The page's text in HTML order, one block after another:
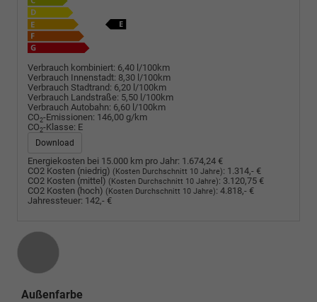
Verbrauch kombiniert: 6,40 l/100km
Verbrauch Innenstadt: 8,30 l/100km
Verbrauch Stadtrand: 6,20 l/100km
Verbrauch Landstraße: 5,50 l/100km
Verbrauch Autobahn: 6,60 l/100km
CO2-Emissionen: 146,00 g/km
CO2-Klasse: E
Download
Energiekosten bei 15.000 km pro Jahr: 1.674,24 €
CO2 Kosten (niedrig) (Kosten Durchschnitt 10 Jahre): 1.314,- €
CO2 Kosten (mittel) (Kosten Durchschnitt 10 Jahre): 3.120,75 €
CO2 Kosten (hoch) (Kosten Durchschnitt 10 Jahre): 4.818,- €
Jahressteuer: 142,- €
Außenfarbe